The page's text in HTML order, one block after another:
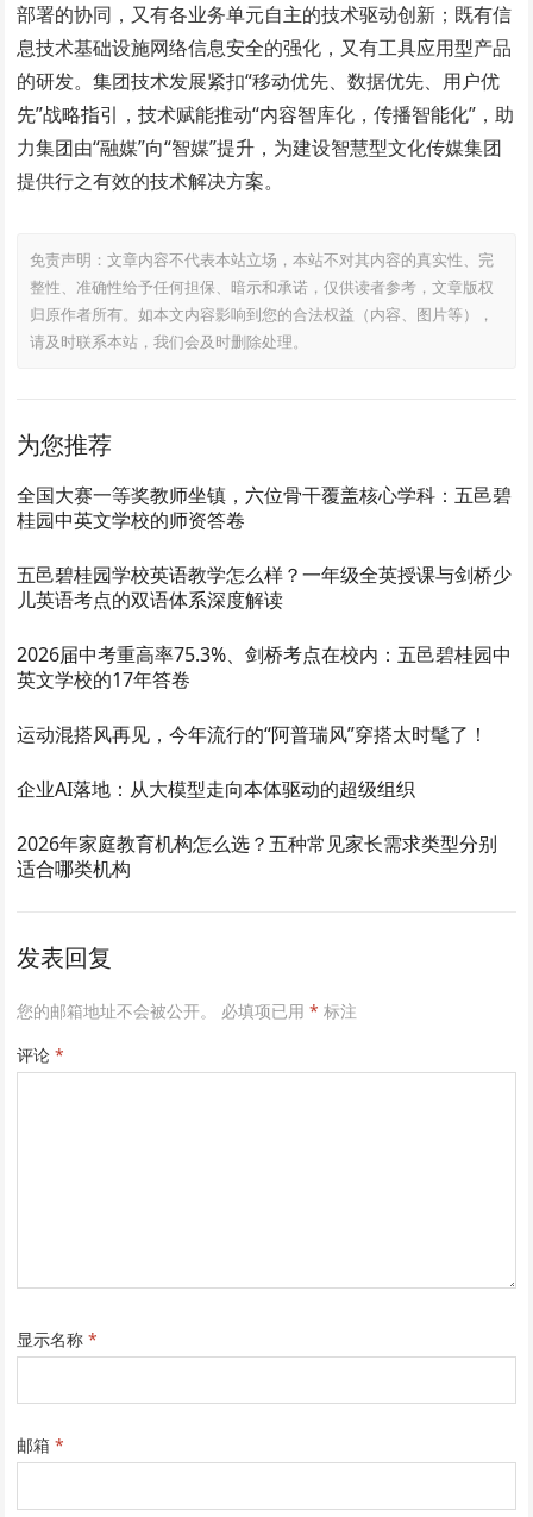
部署的协同，又有各业务单元自主的技术驱动创新；既有信
息技术基础设施网络信息安全的强化，又有工具应用型产品
的研发。集团技术发展紧扣“移动优先、数据优先、用户优
先”战略指引，技术赋能推动“内容智库化，传播智能化”，助
力集团由“融媒”向“智媒”提升，为建设智慧型文化传媒集团
提供行之有效的技术解决方案。
免责声明：文章内容不代表本站立场，本站不对其内容的真实性、完
整性、准确性给予任何担保、暗示和承诺，仅供读者参考，文章版权
归原作者所有。如本文内容影响到您的合法权益（内容、图片等），
请及时联系本站，我们会及时删除处理。
为您推荐
全国大赛一等奖教师坐镇，六位骨干覆盖核心学科：五邑碧
桂园中英文学校的师资答卷
五邑碧桂园学校英语教学怎么样？一年级全英授课与剑桥少
儿英语考点的双语体系深度解读
2026届中考重高率75.3%、剑桥考点在校内：五邑碧桂园中
英文学校的17年答卷
运动混搭风再见，今年流行的“阿普瑞风”穿搭太时髦了！
企业AI落地：从大模型走向本体驱动的超级组织
2026年家庭教育机构怎么选？五种常见家长需求类型分别
适合哪类机构
发表回复
您的邮箱地址不会被公开。 必填项已用* 标注
评论*
显示名称*
邮箱*